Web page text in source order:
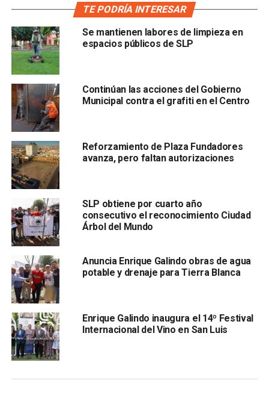
integrantes del Cabildo y personal del Ayuntamiento, en
una jornada de riego y remozamiento.
“Con mucho trabajo, con todo el corazón y toda el alma,
seguiremos realizando acciones para mejorar el Parque
de Morales. El parque se lo merece, la ciudad se lo
merece”, expresó el alcalde al destacar el valor ecológico
e histórico de este espacio, que albergaárboles
centenarios, especies únicas de insectos y aves, y
sirve como refugio temporal para la mariposa
monarca.
Durante la jornada,
Saucito, Santiago, Rural Atlas, Fovissste y
Escalerillas,
entre otras, participaron activamente en
labores de riego, llevando agua en cubetas para mantener
con vida árboles y flores de ornato.
Por instrucciones del alcalde,
recibiendo agua no potable mediante pipas de
TE PODRÍA INTERESAR
Se mantienen labores de limpieza en
espacios públicos de SLP
Continúan las acciones del Gobierno
Municipal contra el grafiti en el Centro
Reforzamiento de Plaza Fundadores
avanza, pero faltan autorizaciones
SLP obtiene por cuarto año
consecutivo el reconocimiento Ciudad
Árbol del Mundo
Anuncia Enrique Galindo obras de agua
potable y drenaje para Tierra Blanca
Enrique Galindo inaugura el 14º Festival
Internacional del Vino en San Luis